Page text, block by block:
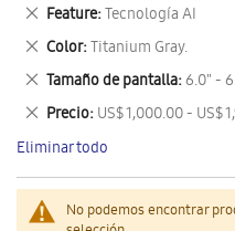
No podemos encontrar
Feature Tecnología AI
Eliminar
este
artículo
Color Titanium Gray.
Eliminar
este
artículo
Tamaño de pantalla 6.0" -
Eliminar
este
artículo
Precio US$ 1,000.00 - US$
Eliminar
este
artículo
Eliminar todo